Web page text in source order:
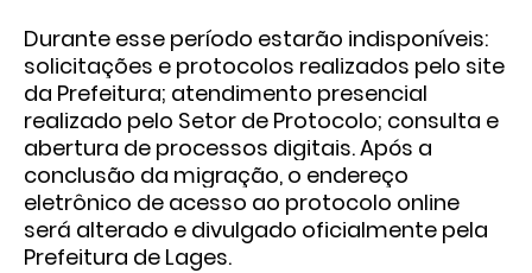
Durante esse período estarão indisponíveis:
solicitações e protocolos realizados pelo site
da Prefeitura; atendimento presencial
realizado pelo Setor de Protocolo; consulta e
abertura de processos digitais. Após a
conclusão da migração, o endereço
eletrônico de acesso ao protocolo online
será alterado e divulgado oficialmente pela
Prefeitura de Lages.